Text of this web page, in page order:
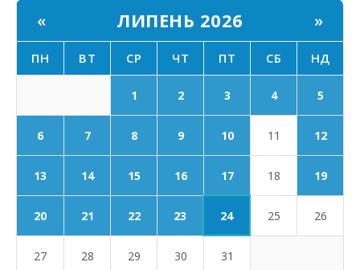
« ЛИПЕНЬ 2026 »
ПН ВТ СР ЧТ ПТ СБ НД
1 2 3 4 5
6 7 8 9 10 11 12
13 14 15 16 17 18 19
20 21 22 23 24 25 26
27 28 29 30 31